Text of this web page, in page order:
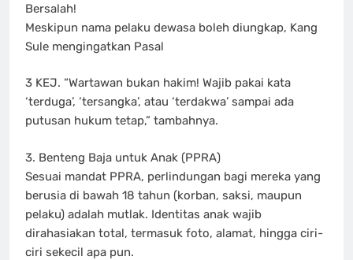
Bersalah!
Meskipun nama pelaku dewasa boleh diungkap, Kang
Sule mengingatkan Pasal
3 KEJ. “Wartawan bukan hakim! Wajib pakai kata
‘terduga’, ‘tersangka’, atau ‘terdakwa’ sampai ada
putusan hukum tetap,” tambahnya.
3. Benteng Baja untuk Anak (PPRA)
Sesuai mandat PPRA, perlindungan bagi mereka yang
berusia di bawah 18 tahun (korban, saksi, maupun
pelaku) adalah mutlak. Identitas anak wajib
dirahasiakan total, termasuk foto, alamat, hingga ciri-
ciri sekecil apa pun.